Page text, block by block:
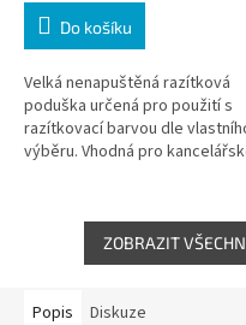
Do košíku
Velká nenapuštěná razítková
poduška určená pro použití s
razítkovací barvou dle
výběru. Vhodná pro
ZOBRAZIT
Popis Diskuze